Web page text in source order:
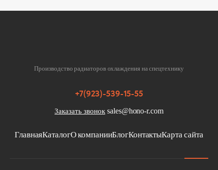
Производство радиаторов охлаждения на спецтехнику
ГлавнаяКаталогО компанииБлогКонтактыКарта сайта
+7(923)-539-15-55
Заказать звонок sales@hono-r.com